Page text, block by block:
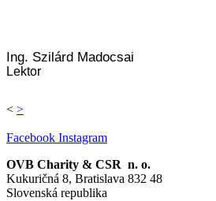
Ing. Szilárd Madocsai
Lektor
< >
Facebook Instagram
OVB Charity & CSR n. o.
Kukuričná 8, Bratislava 832 48
Slovenská republika